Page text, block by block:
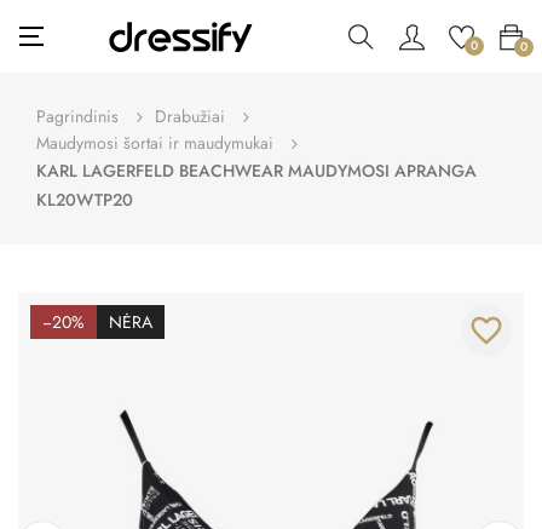
Toggle
navigation
☰ 0 0
Pagrindinis
Drabužiai
Maudymosi šortai ir maudymukai
KARL LAGERFELD BEACHWEAR MAUDYMOSI APRANGA
KL20WTP20
−20% NĖRA favorite_border